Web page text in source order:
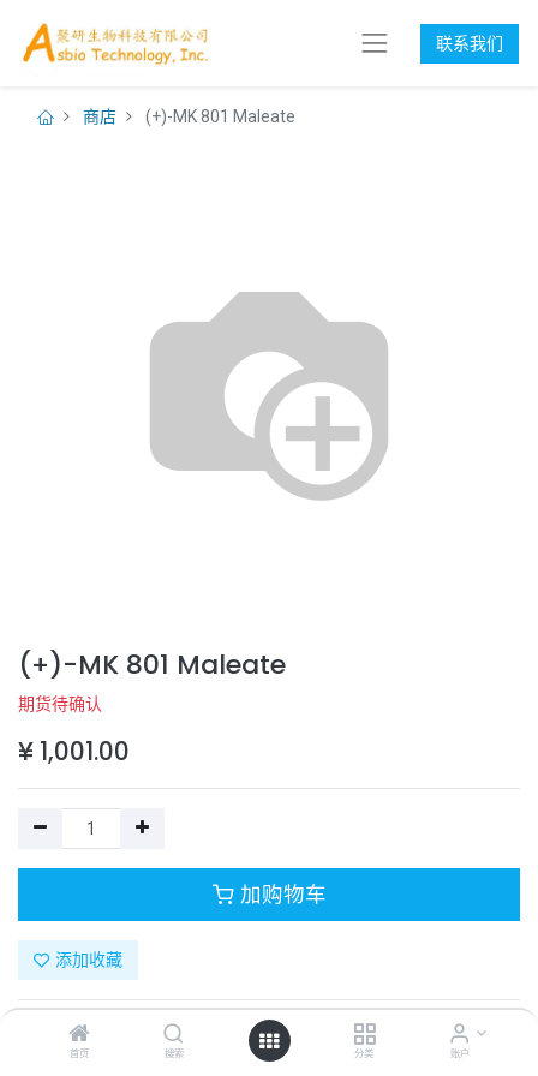
首页 搜索 分类 账户
联系我们
商店 (+)-MK 801 Maleate
(+)-MK 801 Maleate
期货待确认
¥ 1,001.00
加购物车
添加收藏
目录号：331-12090-1
计量单位：